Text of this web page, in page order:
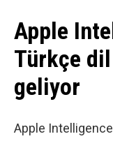
Apple
Türkçe
geliyor
Apple